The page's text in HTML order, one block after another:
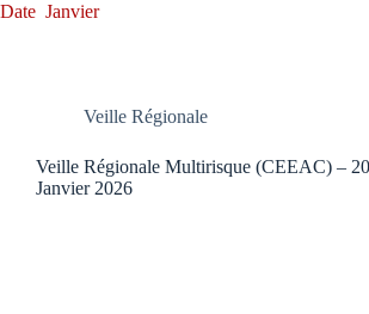
Date Janvier
Veille Régionale
Veille Régionale Multirisque (CEEAC) – 20
Janvier 2026